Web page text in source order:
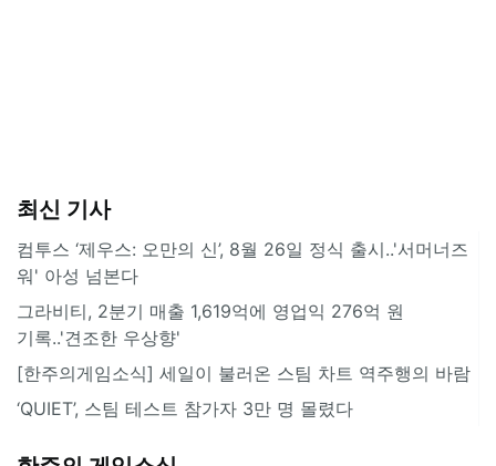
최신 기사
컴투스 ‘제우스: 오만의 신’, 8월 26일 정식 출시..'서머너즈
워' 아성 넘본다
그라비티, 2분기 매출 1,619억에 영업익 276억 원
기록..'견조한 우상향'
[한주의게임소식] 세일이 불러온 스팀 차트 역주행의 바람
‘QUIET’, 스팀 테스트 참가자 3만 명 몰렸다